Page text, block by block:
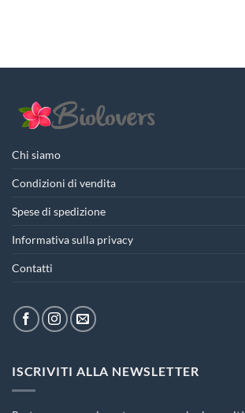
Chi siamo
Condizioni di vendita
Spese di spedizione
Informativa sulla privacy
Contatti
ISCRIVITI ALLA NEWSLETTER